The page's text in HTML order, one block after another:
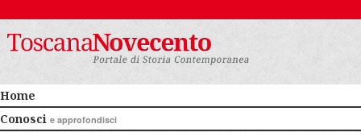
Home
Conosci e approfondisci